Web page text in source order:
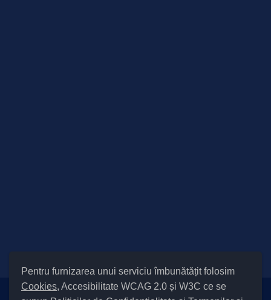
Pentru furnizarea unui serviciu îmbunătățit folosim
Cookies, Accesibilitate WCAG 2.0 și W3C ce se